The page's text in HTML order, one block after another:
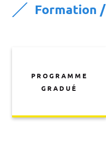
Formation /
PROGRAMME
GRADUÉ